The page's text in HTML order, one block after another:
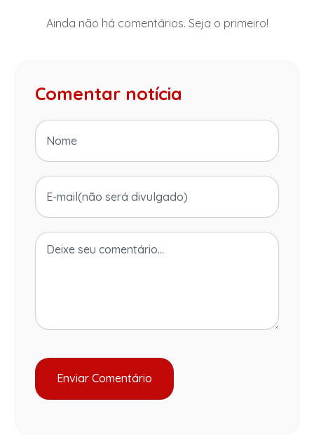
Ainda não há comentários. Seja o primeiro!
Comentar notícia